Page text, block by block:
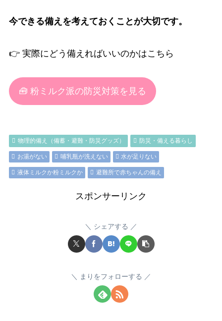
今できる備えを考えておくことが大切です。
👉 実際にどう備えればいいのかはこちら
🧰 粉ミルク派の防災対策を見る
物理的備え（備蓄・避難・防災グッズ） 防災・備える暮らし
お湯がない 哺乳瓶が洗えない 水が足りない
液体ミルクか粉ミルクか 避難所で赤ちゃんの備え
スポンサーリンク
シェアする
まりをフォローする